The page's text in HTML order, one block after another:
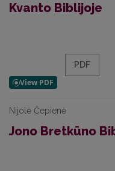
Kvanto Biblijoje
PDF
Nijolė Čepienė
Jono Bretkūno